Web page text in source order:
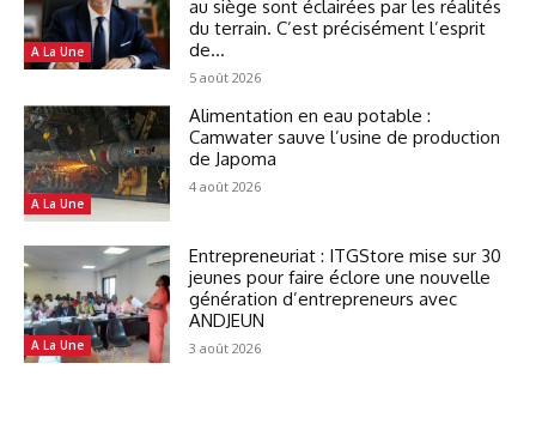
A La Une
au siège sont éclairées par les réalités
du terrain. C’est précisément l’esprit
de...
5 août 2026
A La Une
Alimentation en eau potable :
Camwater sauve l’usine de production
de Japoma
4 août 2026
A La Une
Entrepreneuriat : ITGStore mise sur 30
jeunes pour faire éclore une nouvelle
génération d’entrepreneurs avec
ANDJEUN
3 août 2026